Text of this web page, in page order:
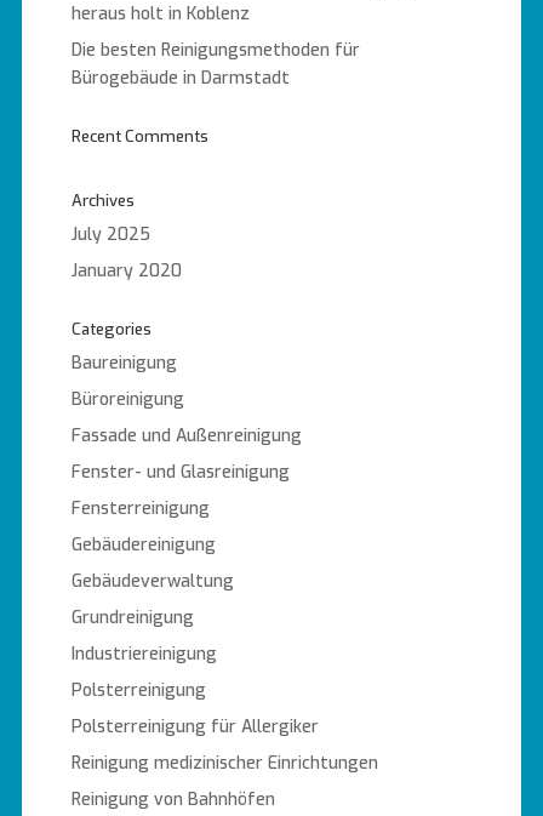
heraus holt in Koblenz
Die besten Reinigungsmethoden für
Bürogebäude in Darmstadt
Recent Comments
Archives
July 2025
January 2020
Categories
Baureinigung
Büroreinigung
Fassade und Außenreinigung
Fenster- und Glasreinigung
Fensterreinigung
Gebäudereinigung
Gebäudeverwaltung
Grundreinigung
Industriereinigung
Polsterreinigung
Polsterreinigung für Allergiker
Reinigung medizinischer Einrichtungen
Reinigung von Bahnhöfen